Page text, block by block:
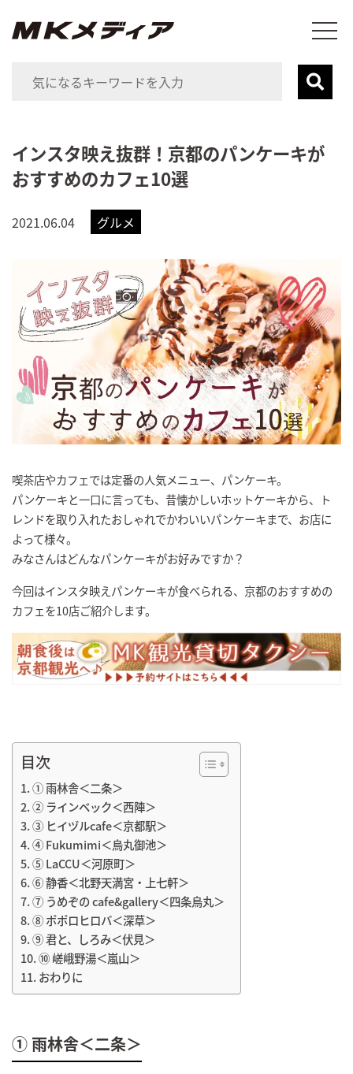
インスタ映え抜群！京都のパンケーキが
おすすめのカフェ10選
2021.06.04 グルメ
喫茶店やカフェでは定番の人気メニュー、パンケーキ。
パンケーキと一口に言っても、昔懐かしいホットケーキから、ト
レンドを取り入れたおしゃれでかわいいパンケーキまで、お店に
よって様々。
みなさんはどんなパンケーキがお好みですか？
今回はインスタ映えパンケーキが食べられる、京都のおすすめの
カフェを10店ご紹介します。
目次
① 雨林舎＜二条＞
② ラインベック＜西陣＞
③ ヒイヅルcafe＜京都駅＞
④ Fukumimi＜烏丸御池＞
⑤ LaCCU＜河原町＞
⑥ 静香＜北野天満宮・上七軒＞
⑦ うめぞの cafe&gallery＜四条烏丸＞
⑧ ポポロヒロバ＜深草＞
⑨ 君と、しろみ＜伏見＞
⑩ 嵯峨野湯＜嵐山＞
おわりに
① 雨林舎＜二条＞